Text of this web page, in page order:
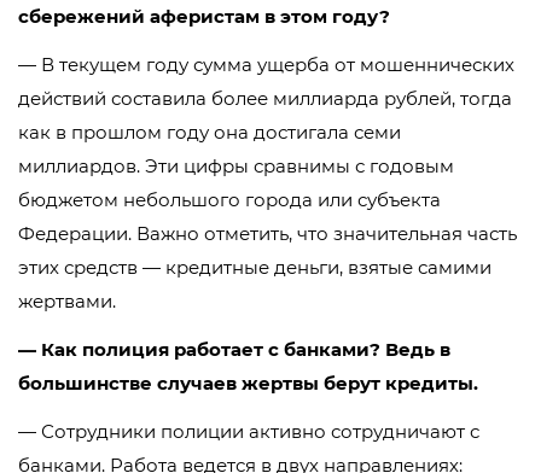
сбережений аферистам в этом году?
— В текущем году сумма ущерба от мошеннических
действий составила более миллиарда рублей, тогда
как в прошлом году она достигала семи
миллиардов. Эти цифры сравнимы с годовым
бюджетом небольшого города или субъекта
Федерации. Важно отметить, что значительная часть
этих средств — кредитные деньги, взятые самими
жертвами.
— Как полиция работает с банками? Ведь в
большинстве случаев жертвы берут кредиты.
— Сотрудники полиции активно сотрудничают с
банками. Работа ведется в двух направлениях: